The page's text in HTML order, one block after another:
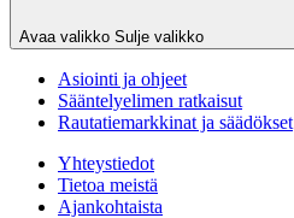
Avaa valikko Sulje valikko
Asiointi ja ohjeet
Sääntelyelimen ratkaisut
Rautatiemarkkinat ja säädökset
Yhteystiedot
Tietoa meistä
Ajankohtaista